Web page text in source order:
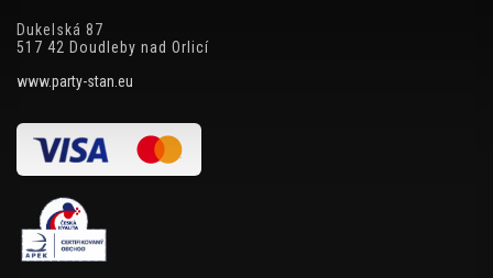
Dukelská 87
517 42 Doudleby nad Orlicí
www.party-stan.eu